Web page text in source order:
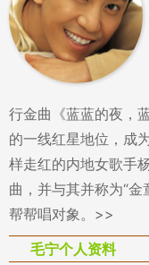
行金曲《蓝蓝的夜，
的一线红星地位，成
样走红的内地女歌手
曲，并与其并称为“
帮帮唱对象。>>
毛宁个人资料